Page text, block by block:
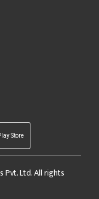
Store
Ltd. All rights